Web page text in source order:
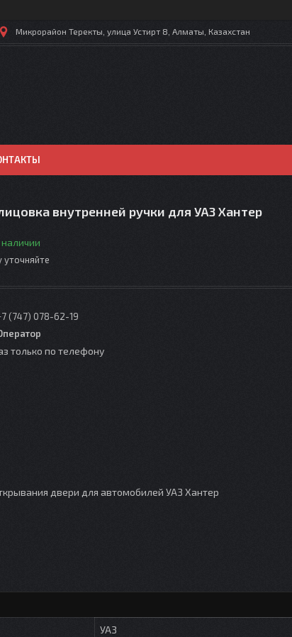
Микрорайон Теректы, улица Устирт 8, Алматы, Казахстан
внутренней ручки для УАЗ Хантер
уточняйте
(747) 078-62-19
только по телефону
двери для автомобилей УАЗ Хантер
УАЗ